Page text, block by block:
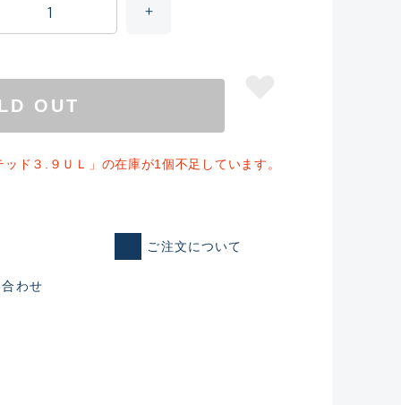
れた未使用
OUT
ッド３.９ＵＬ」の在庫が1個不足しています。
ご注文について
わせ